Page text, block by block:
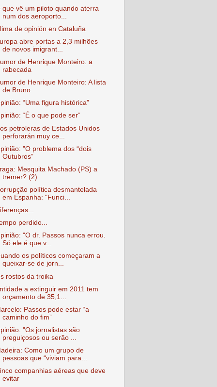
que vê um piloto quando aterra
num dos aeroporto...
de opinión en Cataluña
abre portas a 2,3 milhões
de novos imigrant...
de Henrique Monteiro: a
rabecada
de Henrique Monteiro: A lista
de Bruno
“Uma figura histórica”
“É o que pode ser”
petroleras de Estados Unidos
perforarán muy ce...
"O problema dos “dois
Outubros”
Mesquita Machado (PS) a
tremer? (2)
política desmantelada
em Espanha: "Funci...
perdido...
"O dr. Passos nunca errou.
Só ele é que v...
os políticos começaram a
queixar-se de jorn...
rostos da troika
a extinguir em 2011 tem
orçamento de 35,1...
Passos pode estar “a
caminho do fim”
"Os jornalistas são
preguiçosos ou serão ...
Como um grupo de
pessoas que “viviam para...
companhias aéreas que deve
evitar